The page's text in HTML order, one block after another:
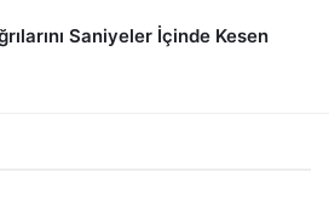
Saniyeler İçinde Kesen